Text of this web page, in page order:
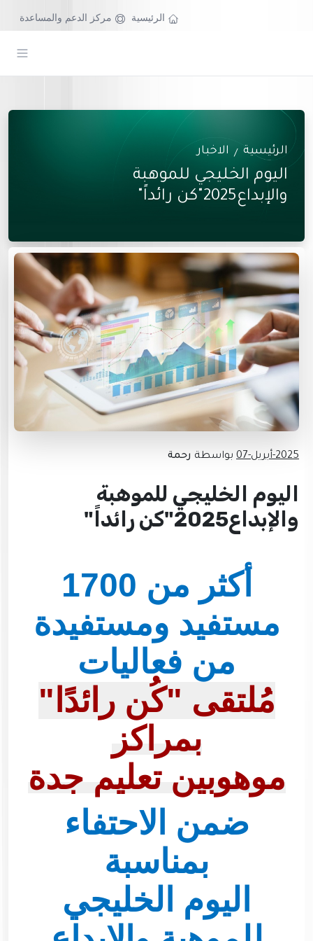
مركز الدعم والمساعدة الرئيسية
الرئيسية / الاخبار
اليوم الخليجي للموهبة
والإبداع2025"كن رائداً"
2025-أبريل-07 بواسطة رحمة
اليوم الخليجي للموهبة
والإبداع2025"كن رائداً"
‏أكثر من 1700
مستفيد ومستفيدة
من فعاليات
مُلتقى "كُن رائدًا"
بمراكز
موهوبين تعليم جدة
ضمن الاحتفاء
بمناسبة
اليوم الخليجي